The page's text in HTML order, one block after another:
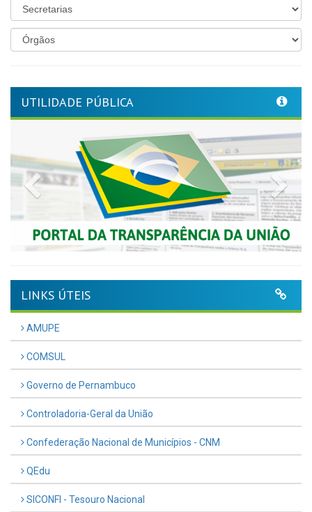
UTILIDADE PÚBLICA
Previous
LINKS ÚTEIS
AMUPE
COMSUL
Governo de Pernambuco
Controladoria-Geral da União
Confederação Nacional de Municípios - CNM
QEdu
SICONFI - Tesouro Nacional